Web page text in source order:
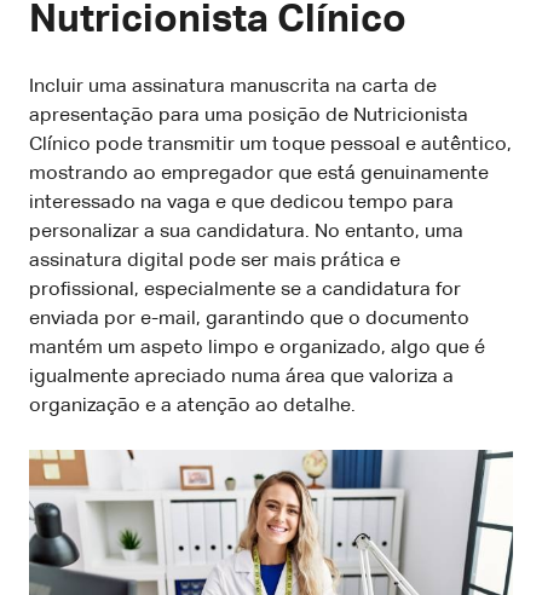
Nutricionista Clínico
Incluir uma assinatura manuscrita na carta de
apresentação para uma posição de Nutricionista
Clínico pode transmitir um toque pessoal e autêntico,
mostrando ao empregador que está genuinamente
interessado na vaga e que dedicou tempo para
personalizar a sua candidatura. No entanto, uma
assinatura digital pode ser mais prática e
profissional, especialmente se a candidatura for
enviada por e-mail, garantindo que o documento
mantém um aspeto limpo e organizado, algo que é
igualmente apreciado numa área que valoriza a
organização e a atenção ao detalhe.